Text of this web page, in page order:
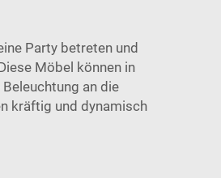
Party betreten und
Möbel können in
an die
kräftig und dynamisch